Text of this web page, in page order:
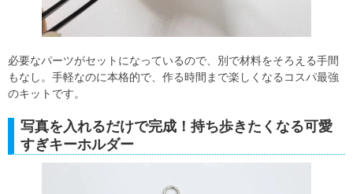
必要なパーツがセットになっているので、別で材料をそろえる手間
もなし。手軽なのに本格的で、作る時間まで楽しくなるコスパ最強
のキットです。
写真を入れるだけで完成！持ち歩きたくなる可愛
すぎキーホルダー